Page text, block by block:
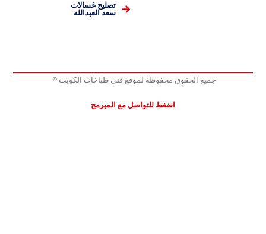
تصليح غسالات
سعد العبدالله
جميع الحقوق محفوظة لموقع فني طباخات الكويت ©
اضغط للتواصل مع المبرمج